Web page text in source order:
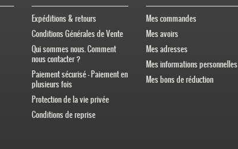
Expéditions & retours
Conditions Générales de Vente
Qui sommes nous. Comment
nous contacter ?
Paiement sécurisé - Paiement en
plusieurs fois
Protection de la vie privée
Conditions de reprise
Mes commandes
Mes avoirs
Mes adresses
Mes informations personnelles
Mes bons de réduction